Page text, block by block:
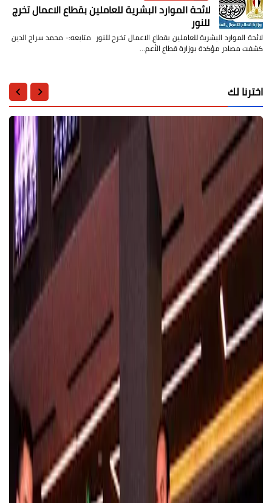
لائحة الموارد البشرية للعاملين بقطاع الاعمال تخرج
للنور
لائحة الموارد البشرية للعاملين بقطاع الاعمال تخرج للنور متابعه:- محمد سراج الدين
كشفت مصادر مؤكدة بوزارة قطاع الأعم…
اخترنا لك